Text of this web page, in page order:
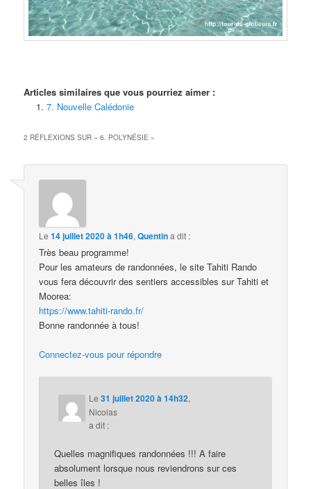
Articles similaires que vous pourriez aimer :
7. Nouvelle Calédonie
2 RÉFLEXIONS SUR «6. POLYNÉSIE »
Le14 juillet 2020 à 1h46,Quentina dit :
Très beau programme!
Pour les amateurs de randonnées, le site Tahiti Rando
vous fera découvrir des sentiers accessibles sur Tahiti et
Moorea:
https://www.tahiti-rando.fr/
Bonne randonnée à tous!
Connectez-vous pour répondre
Le31 juillet 2020 à 14h32,
Nicolas
a dit :
Quelles magnifiques randonnées !!! A faire
absolument lorsque nous reviendrons sur ces
belles îles !